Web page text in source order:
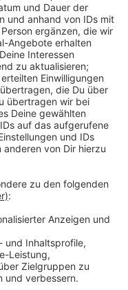
der
mit dem Ziel, die
wurden alle
in
Thema